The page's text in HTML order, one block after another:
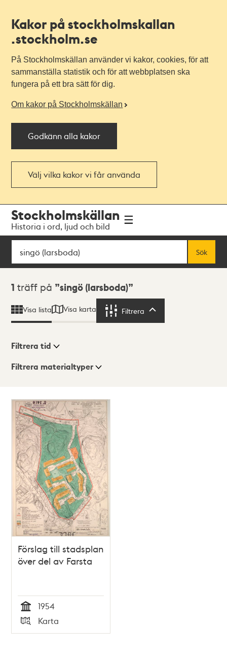
Kakor på stockholmskallan
.stockholm.se
På Stockholmskällan använder vi kakor, cookies, för att
sammanställa statistik och för att webbplatsen ska
fungera på ett bra sätt för dig.
Om kakor på Stockholmskällan
Godkänn alla kakor
Välj vilka kakor vi får använda
navigationen
huvudinnehållet
Stockholmskällan
Historia i ord, ljud och bild
Sök
Sök
Sökresultat
1 träff på singö (larsboda)
Visa lista Visa karta Filtrera
Visningsläge
Lista
Karta
Filtrera tid
Filtrera materialtyper
träffar
Förslag till stadsplan
över del av Farsta
Tid
1954
Typ
Karta